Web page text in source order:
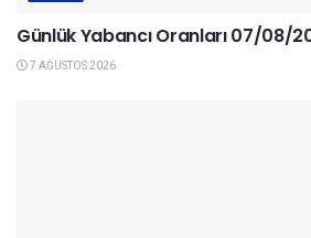
Günlük Yabancı Oranları 07/08/
7 AĞUSTOS 2026